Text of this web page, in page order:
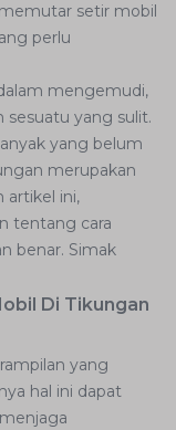
setir mobil
perlu
mengemudi,
yang sulit.
yang belum
merupakan
artikel ini,
tentang cara
benar. Simak
Di Tikungan
yang
hal ini dapat